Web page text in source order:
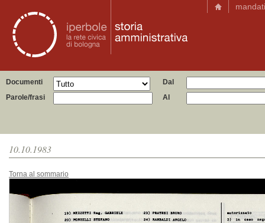
mandati
Documenti
Parole/frasi
Dal
Al
10.10.1983
Torna al sommario